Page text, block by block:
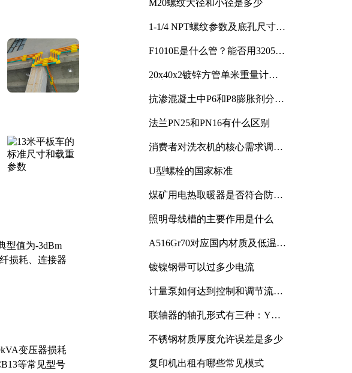
型值为-3dBm
损耗、连接器
变压器损耗
等常见型号
M20螺纹大径和小径是多少
1-1/4 NPT螺纹参数及底孔尺寸详
F1010E是什么管？能否用3205或
20x40x2镀锌方管单米重量计算
抗渗混凝土中P6和P8膨胀剂分别
法兰PN25和PN16有什么区别
消费者对洗衣机的核心需求调研
U型螺栓的国家标准
煤矿用电热取暖器是否符合防爆
照明母线槽的主要作用是什么
A516Gr70对应国内材质及低温冲
镀镍钢带可以过多少电流
计量泵如何达到控制和调节流量
联轴器的轴孔形式有三种：Y
不锈钢材质厚度允许误差是多少
复印机出租有哪些常见模式